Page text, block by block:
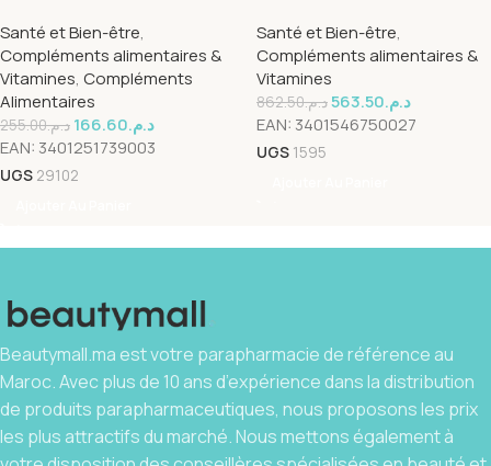
Santé et Bien-être,
Compléments alimentaires &
Vitamines, Compléments
Alimentaires
د.م.255.00 د.م.166.60
EAN: 3401251739003
UGS 29102
Santé et Bien-être,
Compléments alimentaires &
Vitamines
د.م.862.50 د.م.563.50
EAN: 3401546750027
UGS 1595
Beautymall.ma est votre parapharmacie de référence au
Maroc. Avec plus de 10 ans d’expérience dans la distribution
de produits parapharmaceutiques, nous proposons les prix
les plus attractifs du marché. Nous mettons également à